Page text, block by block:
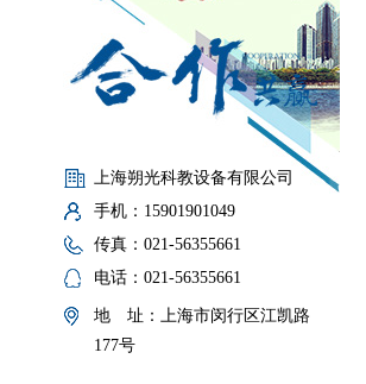
上海朔光科教设备有限公司
手机：15901901049
传真：021-56355661
电话：021-56355661
地 址：上海市闵行区江凯路
177号